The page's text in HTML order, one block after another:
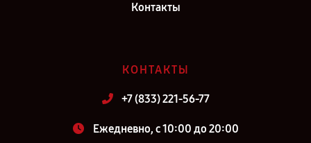
Контакты
КОНТАКТЫ
+7 (833) 221-56-77
Ежедневно, с 10:00 до 20:00